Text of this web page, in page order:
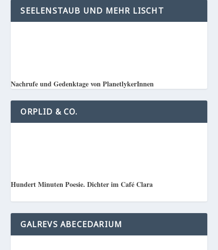
SEELENSTAUB UND MEHR LISCHT
Nachrufe und Gedenktage von PlanetlykerInnen
ORPLID & CO.
Hundert Minuten Poesie. Dichter im Café Clara
GALREVS ABECEDARIUM